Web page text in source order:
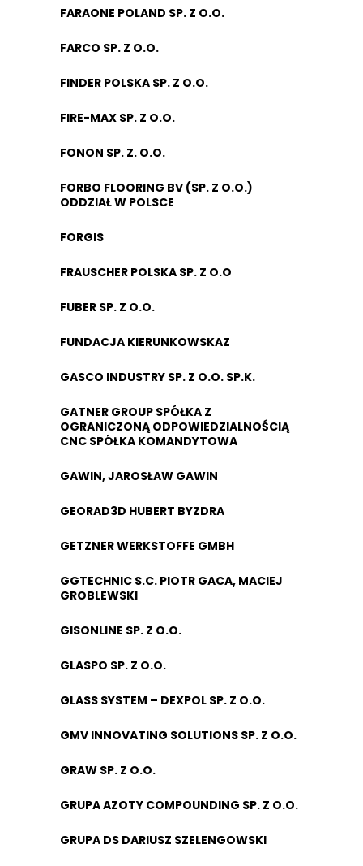
FARAONE POLAND SP. Z O.O.
FARCO SP. Z O.O.
FINDER POLSKA SP. Z O.O.
FIRE-MAX SP. Z O.O.
FONON SP. Z. O.O.
FORBO FLOORING BV (SP. Z O.O.)
ODDZIAŁ W POLSCE
FORGIS
FRAUSCHER POLSKA SP. Z O.O
FUBER SP. Z O.O.
FUNDACJA KIERUNKOWSKAZ
GASCO INDUSTRY SP. Z O.O. SP.K.
GATNER GROUP SPÓŁKA Z
OGRANICZONĄ ODPOWIEDZIALNOŚCIĄ
CNC SPÓŁKA KOMANDYTOWA
GAWIN, JAROSŁAW GAWIN
GEORAD3D HUBERT BYZDRA
GETZNER WERKSTOFFE GMBH
GGTECHNIC S.C. PIOTR GACA, MACIEJ
GROBLEWSKI
GISONLINE SP. Z O.O.
GLASPO SP. Z O.O.
GLASS SYSTEM – DEXPOL SP. Z O.O.
GMV INNOVATING SOLUTIONS SP. Z O.O.
GRAW SP. Z O.O.
GRUPA AZOTY COMPOUNDING SP. Z O.O.
GRUPA DS DARIUSZ SZELENGOWSKI